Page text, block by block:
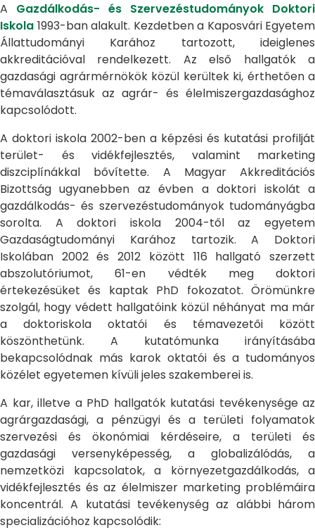
A Gazdálkodás- és Szervezéstudományok Doktori
Iskola 1993-ban alakult. Kezdetben a Kaposvári Egyetem
Állattudományi Karához tartozott, ideiglenes
akkreditációval rendelkezett. Az első hallgatók a
gazdasági agrármérnökök közül kerültek ki, érthetően a
témaválasztásuk az agrár- és élelmiszergazdasághoz
kapcsolódott.
A doktori iskola 2002-ben a képzési és kutatási profilját
terület- és vidékfejlesztés, valamint marketing
diszciplínákkal bővítette. A Magyar Akkreditációs
Bizottság ugyanebben az évben a doktori iskolát a
gazdálkodás- és szervezéstudományok tudományágba
sorolta. A doktori iskola 2004-től az egyetem
Gazdaságtudományi Karához tartozik. A Doktori
Iskolában 2002 és 2012 között 116 hallgató szerzett
abszolutóriumot, 61-en védték meg doktori
értekezésüket és kaptak PhD fokozatot. Örömünkre
szolgál, hogy védett hallgatóink közül néhányat ma már
a doktoriskola oktatói és témavezetői között
köszönthetünk. A kutatómunka irányításába
bekapcsolódnak más karok oktatói és a tudományos
közélet egyetemen kívüli jeles szakemberei is.
A kar, illetve a PhD hallgatók kutatási tevékenysége az
agrárgazdasági, a pénzügyi és a területi folyamatok
szervezési és ökonómiai kérdéseire, a területi és
gazdasági versenyképesség, a globalizálódás, a
nemzetközi kapcsolatok, a környezetgazdálkodás, a
vidékfejlesztés és az élelmiszer marketing problémáira
koncentrál. A kutatási tevékenység az alábbi három
specializációhoz kapcsolódik: